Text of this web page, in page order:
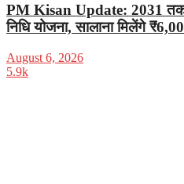
PM Kisan Update: 2031 तक
निधि योजना, सालाना मिलेंगे
August 6, 2026
5.9k